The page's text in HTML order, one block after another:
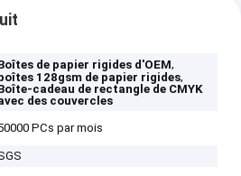
de papier rigides d'OEM,
boîtes 128gsm de papier rigides,
cadeau de rectangle de CMYK
des couvercles
PCs par mois